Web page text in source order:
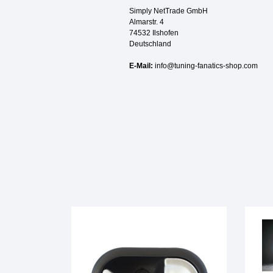
Simply NetTrade GmbH
Almarstr. 4
74532 Ilshofen
Deutschland
E-Mail: info@tuning-fanatics-shop.com